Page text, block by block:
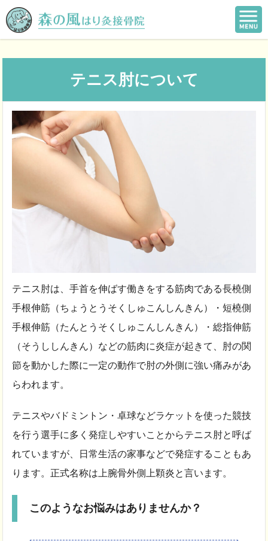
テニス肘について
テニス肘は、手首を伸ばす働きをする筋肉である長橈側
手根伸筋（ちょうとうそくしゅこんしんきん）・短橈側
手根伸筋（たんとうそくしゅこんしんきん）・総指伸筋
（そうししんきん）などの筋肉に炎症が起きて、肘の関
節を動かした際に一定の動作で肘の外側に強い痛みがあ
らわれます。
テニスやバドミントン・卓球などラケットを使った競技
を行う選手に多く発症しやすいことからテニス肘と呼ば
れていますが、日常生活の家事などで発症することもあ
ります。正式名称は上腕骨外側上顆炎と言います。
このようなお悩みはありませんか？